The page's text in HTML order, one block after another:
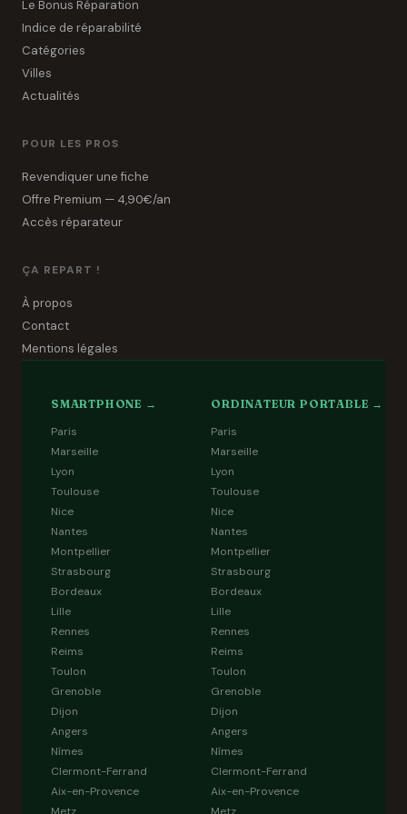
Le Bonus Réparation
Indice de réparabilité
Catégories
Villes
Actualités
POUR LES PROS
Revendiquer une fiche
Offre Premium — 4,90€/an
Accès réparateur
ÇA REPART !
À propos
Contact
Mentions légales
SMARTPHONE →
Paris
Marseille
Lyon
Toulouse
Nice
Nantes
Montpellier
Strasbourg
Bordeaux
Lille
Rennes
Reims
Toulon
Grenoble
Dijon
Angers
Nîmes
Clermont-Ferrand
Aix-en-Provence
ORDINATEUR PORTABLE →
Paris
Marseille
Lyon
Toulouse
Nice
Nantes
Montpellier
Strasbourg
Bordeaux
Lille
Rennes
Reims
Toulon
Grenoble
Dijon
Angers
Nîmes
Clermont-Ferrand
Aix-en-Provence